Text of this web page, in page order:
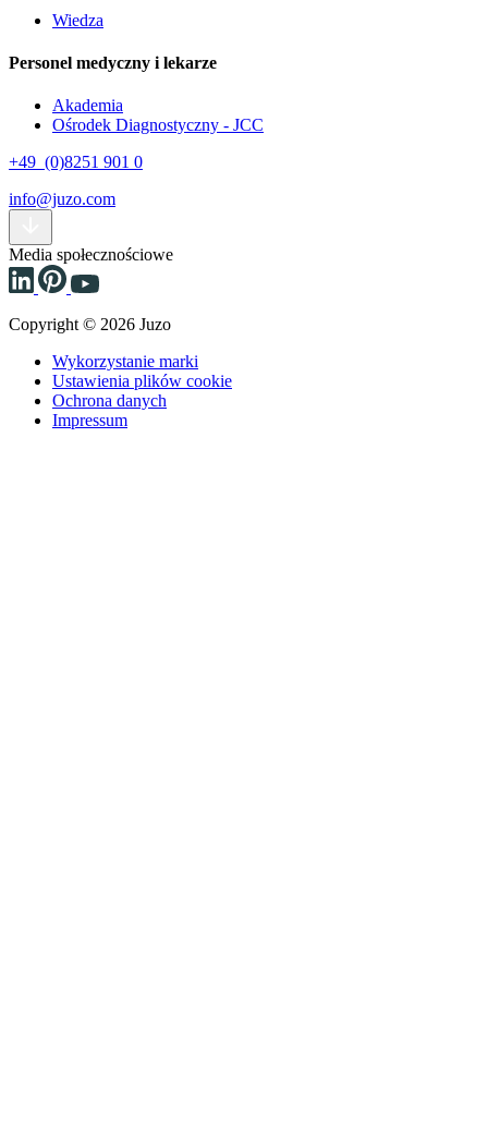
Wiedza
Personel medyczny i lekarze
Akademia
Ośrodek Diagnostyczny - JCC
+49 (0)8251 901 0
info@juzo.com
Media społecznościowe
Copyright © 2026 Juzo
Wykorzystanie marki
Ustawienia plików cookie
Ochrona danych
Impressum